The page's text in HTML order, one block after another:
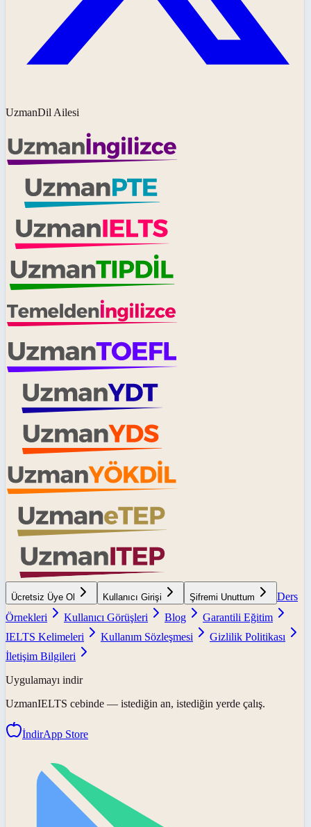
UzmanDil Ailesi
Ücretsiz Üye Ol Kullanıcı Girişi Şifremi Unuttum
Ders
Örnekleri
Kullanıcı Görüşleri Blog
Garantili Eğitim
IELTS Kelimeleri
Kullanım Sözleşmesi
Gizlilik Politikası
İletişim Bilgileri
Uygulamayı indir
UzmanIELTS cebinde — istediğin an, istediğin yerde çalış.
İndirApp Store